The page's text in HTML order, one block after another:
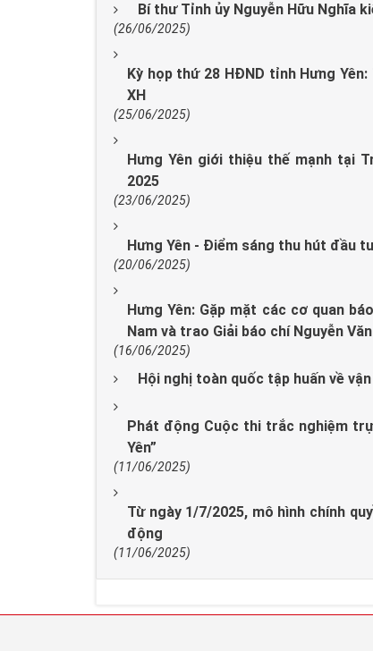
Bí thư Tỉnh ủy Nguyễn Hữu Nghĩa
(26/06/2025)
Kỳ họp thứ 28 HĐND tỉnh Hưng
XH
(25/06/2025)
Hưng Yên giới thiệu thế mạnh tại
2025
(23/06/2025)
Hưng Yên - Điểm sáng thu hút đầu
(20/06/2025)
Hưng Yên: Gặp mặt các cơ quan
Nam và trao Giải báo chí Nguyễn
(16/06/2025)
Hội nghị toàn quốc tập huấn về
Phát động Cuộc thi trắc nghiệm
Yên”
(11/06/2025)
Từ ngày 1/7/2025, mô hình chính
động
(11/06/2025)